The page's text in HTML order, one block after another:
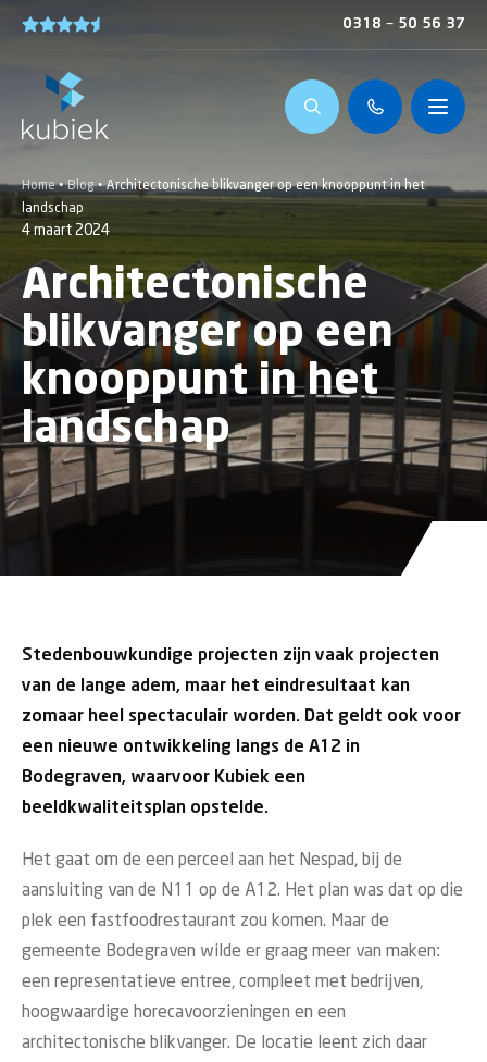
0318 – 50 56 37
Home • Blog • Architectonische blikvanger op een knooppunt in het
landschap
4 maart 2024
Architectonische
blikvanger op een
knooppunt in het
landschap
Stedenbouwkundige projecten zijn vaak projecten
van de lange adem, maar het eindresultaat kan
zomaar heel spectaculair worden. Dat geldt ook voor
een nieuwe ontwikkeling langs de A12 in
Bodegraven, waarvoor Kubiek een
beeldkwaliteitsplan opstelde.
Het gaat om de een perceel aan het Nespad, bij de
aansluiting van de N11 op de A12. Het plan was dat op die
plek een fastfoodrestaurant zou komen. Maar de
gemeente Bodegraven wilde er graag meer van maken:
een representatieve entree, compleet met bedrijven,
hoogwaardige horecavoorzieningen en een
architectonische blikvanger. De locatie leent zich daar